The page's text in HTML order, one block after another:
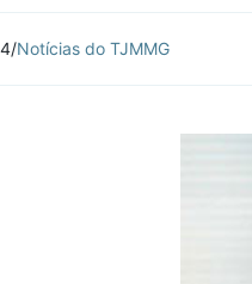
/Notícias do TJMMG